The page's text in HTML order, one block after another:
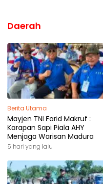
Daerah
Berita Utama
Mayjen TNI Farid Makruf :
Karapan Sapi Piala AHY
Menjaga Warisan Madura
5 hari yang lalu